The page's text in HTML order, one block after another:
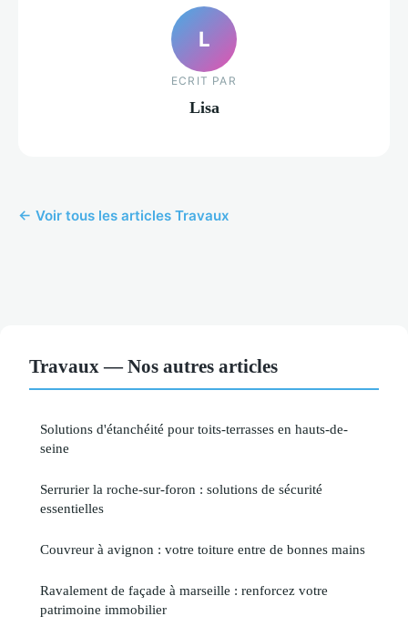
L
ECRIT PAR
Lisa
← Voir tous les articles Travaux
Travaux — Nos autres articles
Solutions d'étanchéité pour toits-terrasses en hauts-de-
seine
Serrurier la roche-sur-foron : solutions de sécurité
essentielles
Couvreur à avignon : votre toiture entre de bonnes mains
Ravalement de façade à marseille : renforcez votre
patrimoine immobilier